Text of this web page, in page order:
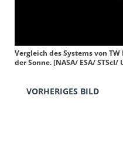
Vergleich des Systems von
der Sonne. [NASA/ ESA/
VORHERIGES BILD